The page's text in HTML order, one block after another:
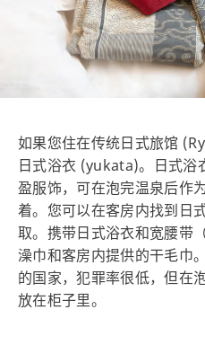
如果您住在传统日式旅馆
日式浴衣 (yukata)。日式浴
盈服饰，可在泡完温泉后作
着。您可以在客房内找到日
取。携带日式浴衣和宽腰带
澡巾和客房内提供的干毛巾
的国家，犯罪率很低，但在
放在柜子里。